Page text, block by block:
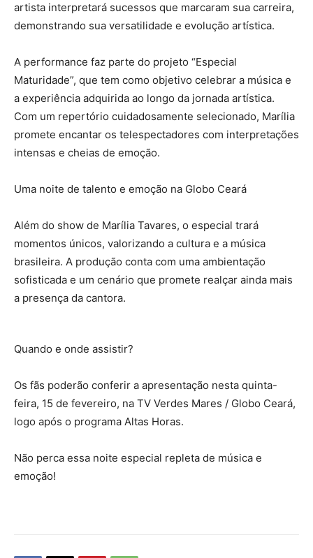
artista interpretará sucessos que marcaram sua carreira,
demonstrando sua versatilidade e evolução artística.
A performance faz parte do projeto “Especial
Maturidade”, que tem como objetivo celebrar a música e
a experiência adquirida ao longo da jornada artística.
Com um repertório cuidadosamente selecionado, Marília
promete encantar os telespectadores com interpretações
intensas e cheias de emoção.
Uma noite de talento e emoção na Globo Ceará
Além do show de Marília Tavares, o especial trará
momentos únicos, valorizando a cultura e a música
brasileira. A produção conta com uma ambientação
sofisticada e um cenário que promete realçar ainda mais
a presença da cantora.
Quando e onde assistir?
Os fãs poderão conferir a apresentação nesta quinta-
feira, 15 de fevereiro, na TV Verdes Mares / Globo Ceará,
logo após o programa Altas Horas.
Não perca essa noite especial repleta de música e
emoção!